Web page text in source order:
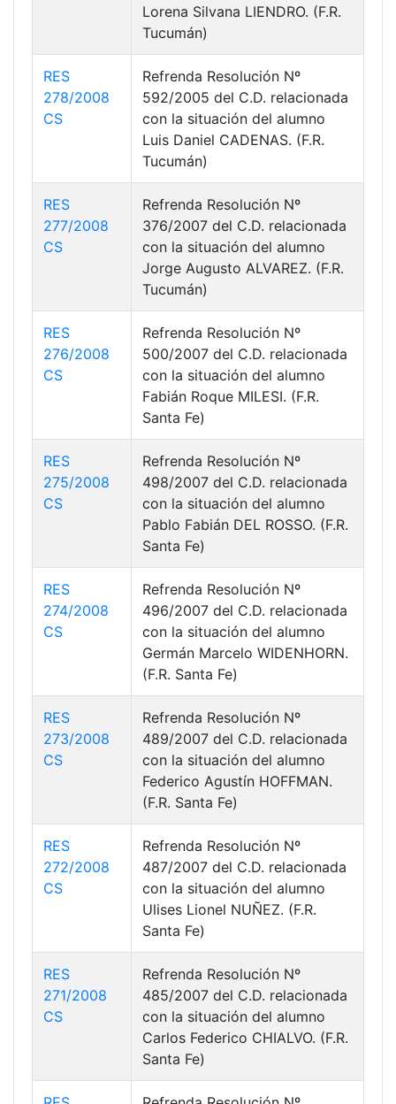
Lorena Silvana LIENDRO. (F.R.
Tucumán)
RES
278/2008
CS
Refrenda Resolución Nº
592/2005 del C.D. relacionada
con la situación del alumno
Luis Daniel CADENAS. (F.R.
Tucumán)
RES
277/2008
CS
Refrenda Resolución Nº
376/2007 del C.D. relacionada
con la situación del alumno
Jorge Augusto ALVAREZ. (F.R.
Tucumán)
RES
276/2008
CS
Refrenda Resolución Nº
500/2007 del C.D. relacionada
con la situación del alumno
Fabián Roque MILESI. (F.R.
Santa Fe)
RES
275/2008
CS
Refrenda Resolución Nº
498/2007 del C.D. relacionada
con la situación del alumno
Pablo Fabián DEL ROSSO. (F.R.
Santa Fe)
RES
274/2008
CS
Refrenda Resolución Nº
496/2007 del C.D. relacionada
con la situación del alumno
Germán Marcelo WIDENHORN.
(F.R. Santa Fe)
RES
273/2008
CS
Refrenda Resolución Nº
489/2007 del C.D. relacionada
con la situación del alumno
Federico Agustín HOFFMAN.
(F.R. Santa Fe)
RES
272/2008
CS
Refrenda Resolución Nº
487/2007 del C.D. relacionada
con la situación del alumno
Ulises Lionel NUÑEZ. (F.R.
Santa Fe)
RES
271/2008
CS
Refrenda Resolución Nº
485/2007 del C.D. relacionada
con la situación del alumno
Carlos Federico CHIALVO. (F.R.
Santa Fe)